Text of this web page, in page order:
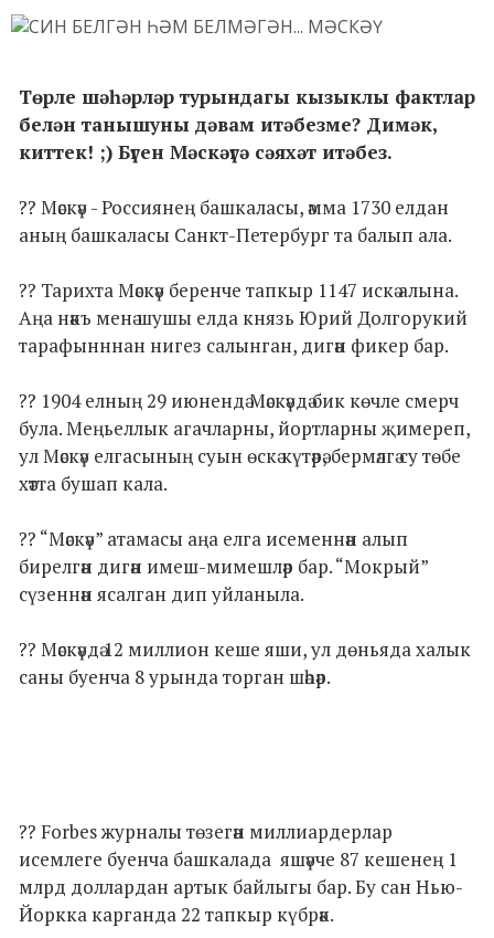
Төрле шәһәрләр турындагы кызыклы фактлар
белән танышуны дәвам итәбезме? Димәк,
киттек! ;) Бүген Мәскәүгә сәяхәт итәбез.
?? Мәскәү - Россиянең башкаласы, әмма 1730 елдан
аның башкаласы Санкт-Петербург та балып ала.
?? Тарихта Мәскәү беренче тапкыр 1147 искә алына.
Аңа нәкъ менә шушы елда князь Юрий Долгорукий
тарафынннан нигез салынган, дигән фикер бар.
?? 1904 елның 29 июнендә Мәскәүдә бик көчле смерч
була. Меңьеллык агачларны, йортларны җимереп,
ул Мәскәү елгасының суын өскә күтәрә, бермәлгә су төбе
хәтта бушап кала.
?? “Мәскәү” атамасы аңа елга исеменнән алып
бирелгән дигән имеш-мимешләр бар. “Мокрый”
сүзеннән ясалган дип уйланыла.
?? Мәскәүдә 12 миллион кеше яши, ул дөньяда халык
саны буенча 8 урында торган шәһәр.
?? Forbes журналы төзегән миллиардерлар
исемлеге буенча башкалада яшәүче 87 кешенең 1
млрд доллардан артык байлыгы бар. Бу сан Нью-
Йоркка карганда 22 тапкыр күбрәк.